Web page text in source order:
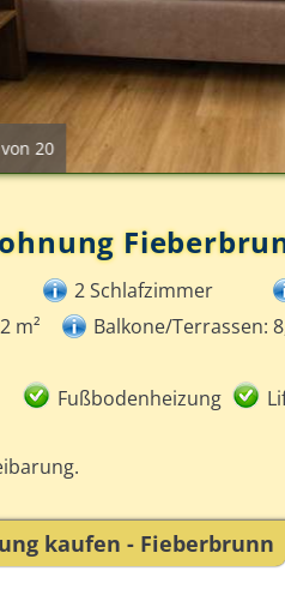
20
2 Schlafzimmer
m²
Balkone/Terrassen:
Fußbodenheizung
kaufen - Fieberbrunn